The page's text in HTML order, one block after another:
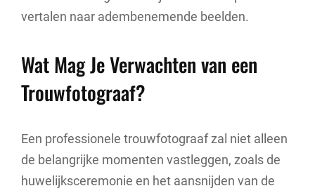
vertalen naar adembenemende beelden.
Wat Mag Je Verwachten van een
Trouwfotograaf?
Een professionele trouwfotograaf zal niet alleen
de belangrijke momenten vastleggen, zoals de
huwelijksceremonie en het aansnijden van de